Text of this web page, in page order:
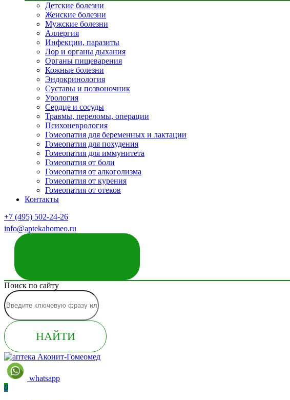
Детские болезни
Женские болезни
Мужские болезни
Аллергия
Инфекции, паразиты
Лор и органы дыхания
Органы пищеварения
Кожные болезни
Эндокринология
Суставы и позвоночник
Урология
Сердце и сосуды
Травмы, переломы, операции
Психоневрология
Гомеопатия для беременных и лактации
Гомеопатия для похудения
Гомеопатия для иммунитета
Гомеопатия от боли
Гомеопатия от алкоголизма
Гомеопатия от курения
Гомеопатия от отеков
Контакты
+7 (495) 502-24-26
info@aptekahomeo.ru
Поиск по сайту
НАЙТИ
whatsapp
0